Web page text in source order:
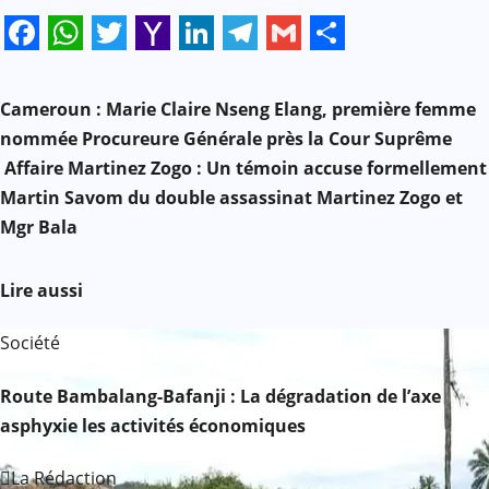
Mail
N
a
v
i
g
a
i
o
Cameroun : Marie Claire Nseng Elang, première femme
nommée Procureure Générale près la Cour Suprême
Affaire Martinez Zogo : Un témoin accuse formellement
Martin Savom du double assassinat Martinez Zogo et
Mgr Bala
Lire aussi
Société
Route Bambalang-Bafanji : La dégradation de l’axe
asphyxie les activités économiques
La Rédaction